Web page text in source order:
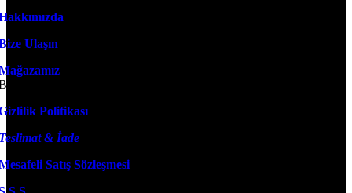
Ulaşın
Politikası
& İade
Satış Sözleşmesi